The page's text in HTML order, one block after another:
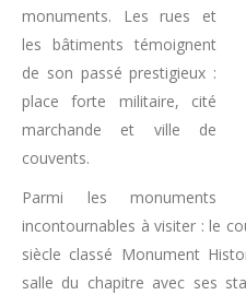
monuments. Les rues et
les bâtiments témoignent
de son passé prestigieux :
place forte militaire, cité
marchande et ville de
couvents.
Parmi les monuments
incontournables à visiter : le
siècle classé Monument
salle du chapitre avec ses